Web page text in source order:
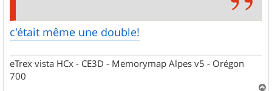
c'était même une double!
eTrex vista HCx - CE3D - Memorymap Alpes v5 - Orégon
700